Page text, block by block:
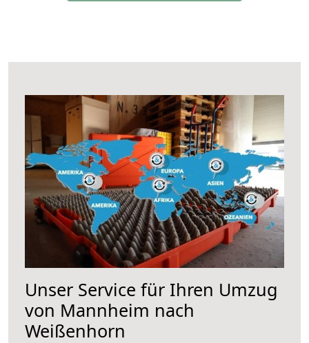
Unser Service für Ihren Umzug
von Mannheim nach
Weißenhorn